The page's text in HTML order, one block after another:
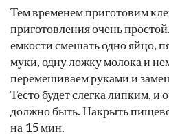
Тем временем приготовим
приготовления очень
емкости смешать одно яйцо,
муки, одну ложку молока и
перемешиваем руками и
Тесто будет слегка липким, и
должно быть. Накрыть
на 15 мин.